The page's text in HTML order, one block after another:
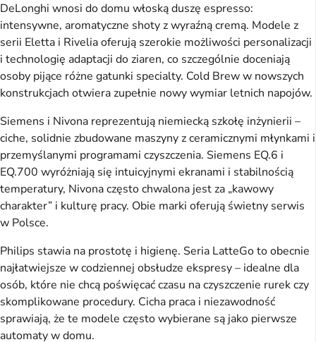
DeLonghi wnosi do domu włoską duszę espresso:
intensywne, aromatyczne shoty z wyraźną cremą. Modele z
serii Eletta i Rivelia oferują szerokie możliwości personalizacji
i technologię adaptacji do ziaren, co szczególnie doceniają
osoby pijące różne gatunki specialty. Cold Brew w nowszych
konstrukcjach otwiera zupełnie nowy wymiar letnich napojów.
Siemens i Nivona reprezentują niemiecką szkołę inżynierii –
ciche, solidnie zbudowane maszyny z ceramicznymi młynkami i
przemyślanymi programami czyszczenia. Siemens EQ.6 i
EQ.700 wyróżniają się intuicyjnymi ekranami i stabilnością
temperatury, Nivona często chwalona jest za „kawowy
charakter” i kulturę pracy. Obie marki oferują świetny serwis
w Polsce.
Philips stawia na prostotę i higienę. Seria LatteGo to obecnie
najłatwiejsze w codziennej obsłudze ekspresy – idealne dla
osób, które nie chcą poświęcać czasu na czyszczenie rurek czy
skomplikowane procedury. Cicha praca i niezawodność
sprawiają, że te modele często wybierane są jako pierwsze
automaty w domu.